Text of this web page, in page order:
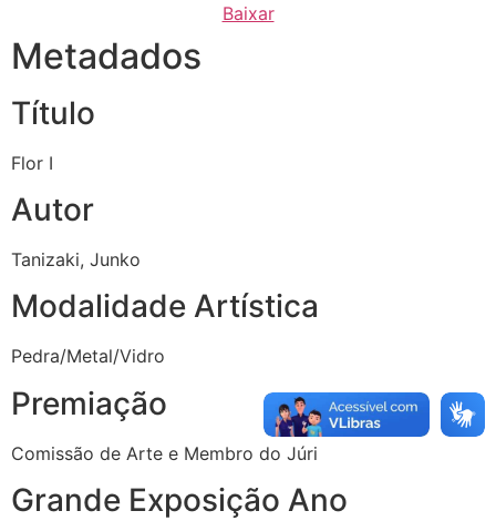
Baixar
Metadados
Título
Flor I
Autor
Tanizaki, Junko
Modalidade Artística
Pedra/Metal/Vidro
Premiação
Comissão de Arte e Membro do Júri
Grande Exposição Ano